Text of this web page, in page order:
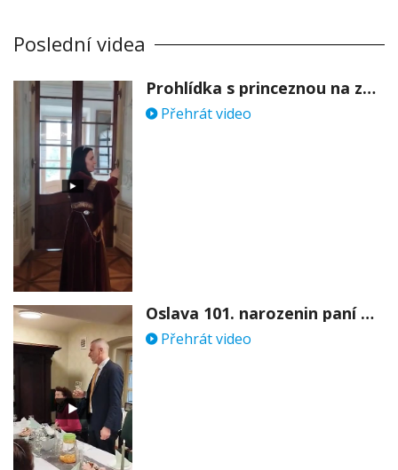
Poslední videa
Prohlídka s princeznou na zámku Stekník
Přehrát video
Oslava 101. narozenin paní Věry Skořepové
Přehrát video